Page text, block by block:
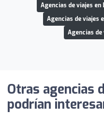
Agencias de viajes
Agencias de viajes
Agencias de
Otras agencias
podrían